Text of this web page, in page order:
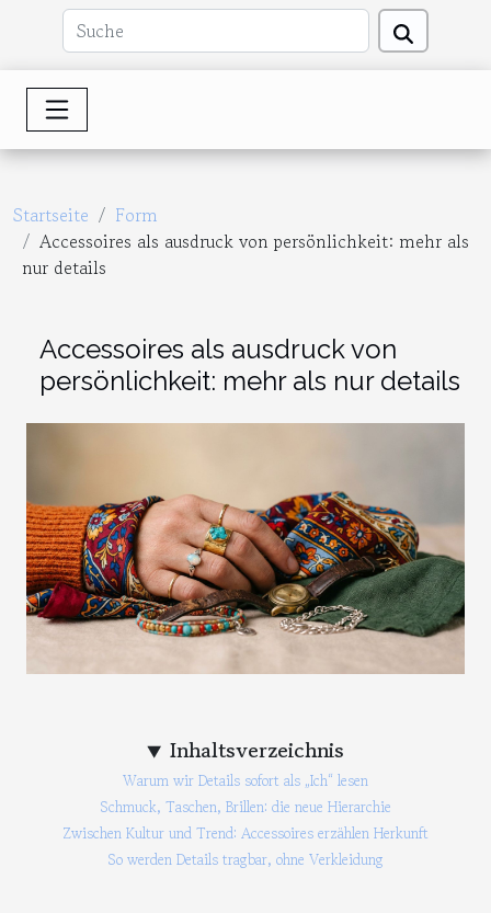
Startseite
Form
Accessoires als ausdruck von persönlichkeit: mehr als
nur details
Accessoires als ausdruck von
persönlichkeit: mehr als nur details
Inhaltsverzeichnis
Warum wir Details sofort als „Ich“ lesen
Schmuck, Taschen, Brillen: die neue Hierarchie
Zwischen Kultur und Trend: Accessoires erzählen Herkunft
So werden Details tragbar, ohne Verkleidung